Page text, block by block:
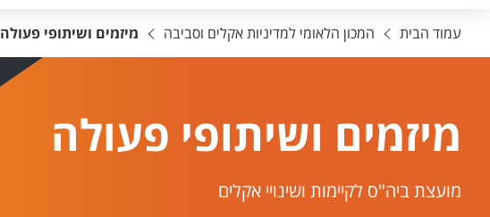
עמוד הבית המכון הלאומי למדיניות אקלים וסביבה מיזמים ושיתופי פעולה
מיזמים ושיתופי פעולה
מועצת ביה"ס לקיימות ושינויי אקלים